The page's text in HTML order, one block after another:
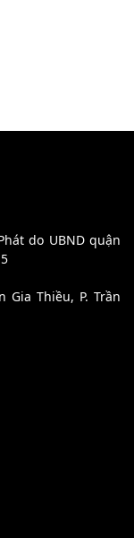
do UBND quận
Gia Thiều, P. Trần